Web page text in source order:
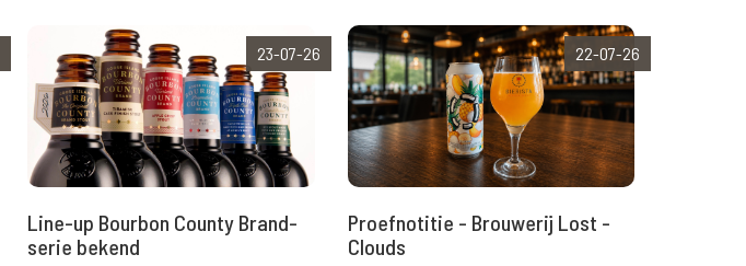
23-07-26
Line-up Bourbon County Brand-
serie bekend
22-07-26
Proefnotitie - Brouwerij Lost -
Clouds